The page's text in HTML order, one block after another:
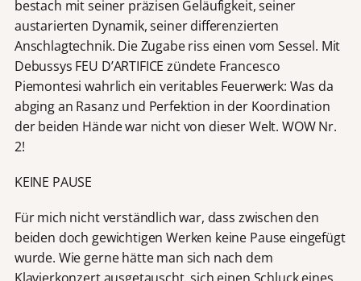
bestach mit seiner präzisen Geläufigkeit, seiner
austarierten Dynamik, seiner differenzierten
Anschlagtechnik. Die Zugabe riss einen vom Sessel. Mit
Debussys FEU D’ARTIFICE zündete Francesco
Piemontesi wahrlich ein veritables Feuerwerk: Was da
abging an Rasanz und Perfektion in der Koordination
der beiden Hände war nicht von dieser Welt. WOW Nr.
2!
KEINE PAUSE
Für mich nicht verständlich war, dass zwischen den
beiden doch gewichtigen Werken keine Pause eingefügt
wurde. Wie gerne hätte man sich nach dem